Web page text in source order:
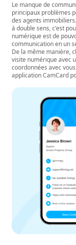
Le manque de
principaux problèmes
des agents
à double sens, c'est
numérique est de
communication en un
De la même manière,
visite numérique avec
coordonnées avec
application CamCard